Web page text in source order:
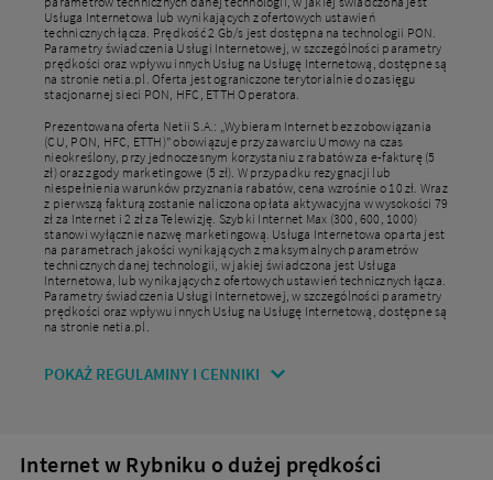
Usługa Internetowa lub wynikających z ofertowych ustawień
technicznych łącza. Prędkość 2 Gb/s jest dostępna na technologii PON.
Parametry świadczenia Usługi Internetowej, w szczególności parametry
prędkości oraz wpływu innych Usług na Usługę Internetową, dostępne są
na stronie netia.pl. Oferta jest ograniczone terytorialnie do zasięgu
stacjonarnej sieci PON, HFC, ETTH Operatora.
Prezentowana oferta Netii S.A.: „Wybieram Internet bez zobowiązania
(CU, PON, HFC, ETTH)” obowiązuje przy zawarciu Umowy na czas
nieokreślony, przy jednoczesnym korzystaniu z rabatów za e-fakturę (5
zł) oraz zgody marketingowe (5 zł). W przypadku rezygnacji lub
niespełnienia warunków przyznania rabatów, cena wzrośnie o 10 zł. Wraz
z pierwszą fakturą zostanie naliczona opłata aktywacyjna w wysokości 79
zł za Internet i 2 zł za Telewizję. Szybki Internet Max (300, 600, 1000)
stanowi wyłącznie nazwę marketingową. Usługa Internetowa oparta jest
na parametrach jakości wynikających z maksymalnych parametrów
technicznych danej technologii, w jakiej świadczona jest Usługa
Internetowa, lub wynikających z ofertowych ustawień technicznych łącza.
Parametry świadczenia Usługi Internetowej, w szczególności parametry
prędkości oraz wpływu innych Usług na Usługę Internetową, dostępne są
na stronie netia.pl.
POKAŻ REGULAMINY I CENNIKI
Internet w Rybniku o dużej prędkości